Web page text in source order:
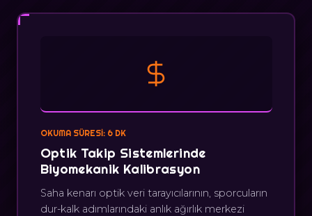
OKUMA SÜRESI: 6 DK
Optik Takip Sistemlerinde
Biyomekanik Kalibrasyon
Saha kenarı optik veri tarayıcılarının, sporcuların
dur-kalk adımlarındaki anlık ağırlık merkezi